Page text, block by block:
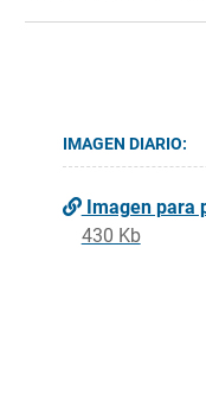
IMAGEN DIARIO:
Imagen para
430 Kb